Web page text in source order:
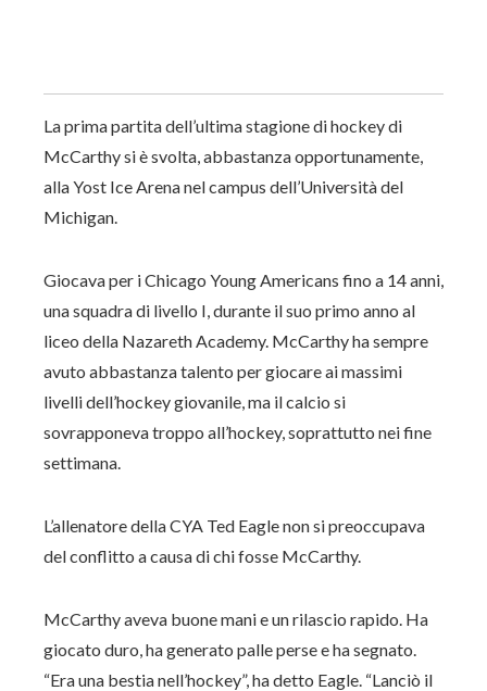
La prima partita dell’ultima stagione di hockey di
McCarthy si è svolta, abbastanza opportunamente,
alla Yost Ice Arena nel campus dell’Università del
Michigan.
Giocava per i Chicago Young Americans fino a 14 anni,
una squadra di livello I, durante il suo primo anno al
liceo della Nazareth Academy. McCarthy ha sempre
avuto abbastanza talento per giocare ai massimi
livelli dell’hockey giovanile, ma il calcio si
sovrapponeva troppo all’hockey, soprattutto nei fine
settimana.
L’allenatore della CYA Ted Eagle non si preoccupava
del conflitto a causa di chi fosse McCarthy.
McCarthy aveva buone mani e un rilascio rapido. Ha
giocato duro, ha generato palle perse e ha segnato.
“Era una bestia nell’hockey”, ha detto Eagle. “Lanciò il